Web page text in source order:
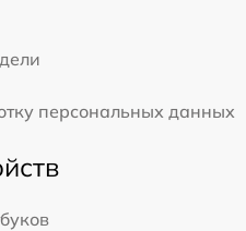
персональных данных